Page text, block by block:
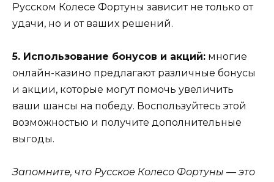
Русском Колесе Фортуны зависит не только от
удачи, но и от ваших решений.
5. Использование бонусов и акций: многие
онлайн-казино предлагают различные бонусы
и акции, которые могут помочь увеличить
ваши шансы на победу. Воспользуйтесь этой
возможностью и получите дополнительные
выгоды.
Запомните, что Русское Колесо Фортуны — это